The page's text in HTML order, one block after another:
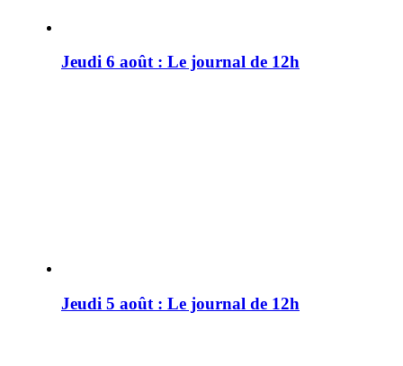
Jeudi 6 août : Le journal de 12h
Jeudi 5 août : Le journal de 12h